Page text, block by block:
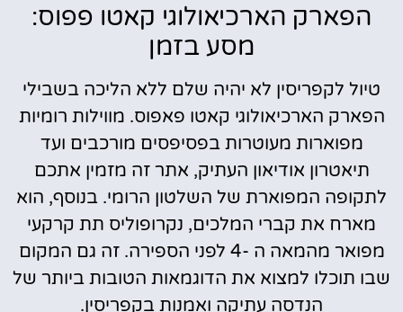
הפארק הארכיאולוגי קאטו פפוס:
מסע בזמן
טיול לקפריסין לא יהיה שלם ללא הליכה בשבילי
הפארק הארכיאולוגי קאטו פאפוס. מווילות רומיות
מפוארות מעוטרות בפסיפסים מורכבים ועד
תיאטרון אודיאון העתיק, אתר זה מזמין אתכם
לתקופה המפוארת של השלטון הרומי. בנוסף, הוא
מארח את קברי המלכים, נקרופוליס תת קרקעי
מפואר מהמאה ה -4 לפני הספירה. זה גם המקום
שבו תוכלו למצוא את הדוגמאות הטובות ביותר של
הנדסה עתיקה ואמנות בקפריסין.